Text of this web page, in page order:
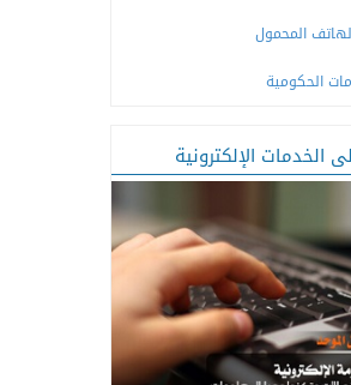
المحمول
الحكومية
الخدمات الإلكترونية